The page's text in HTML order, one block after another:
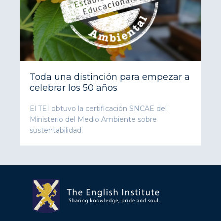
Toda una distinción para empezar a
celebrar los 50 años
El TEI obtuvo la certificación SNCAE del
Ministerio del Medio Ambiente sobre
sustentabilidad.